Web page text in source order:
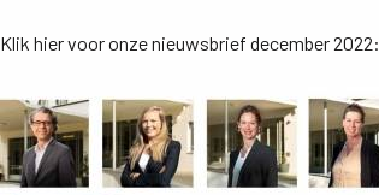
Klik hier voor onze nieuwsbrief december 2022: